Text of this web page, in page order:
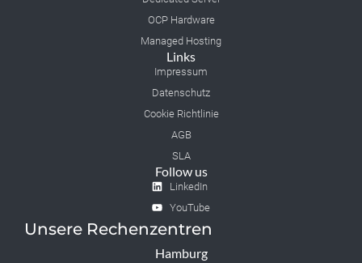
OCP Hardware
Managed Hosting
Links
Impressum
Datenschutz
Cookie Richtlinie
AGB
SLA
Follow us
LinkedIn
YouTube
Unsere Rechenzentren
Hamburg